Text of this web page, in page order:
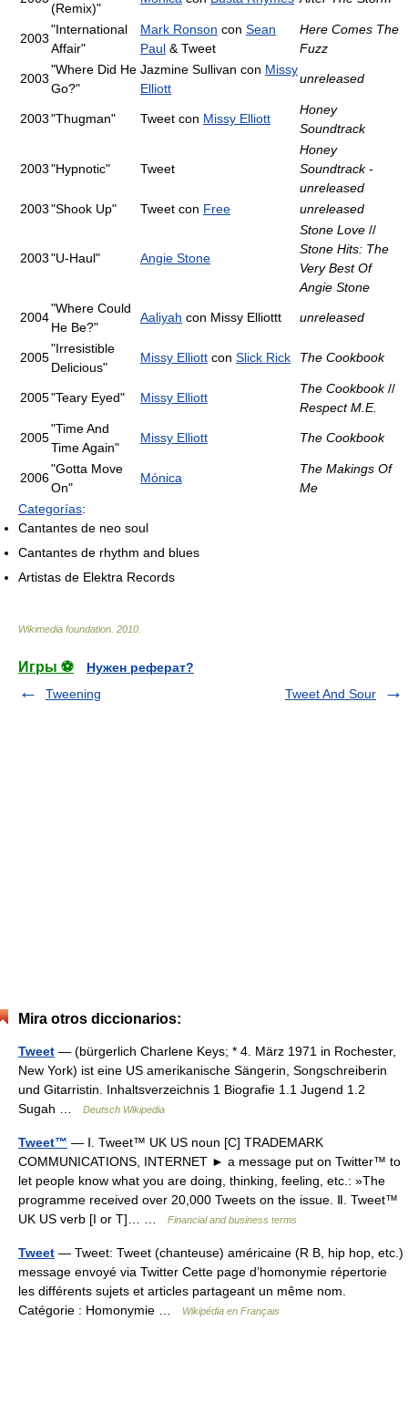
(Remix)"
2003
"International
Affair"
Mark Ronson con Sean
Paul & Tweet
Here Comes The
Fuzz
2003
"Where Did He
Go?"
Jazmine Sullivan con Missy
Elliott
unreleased
2003"Thugman" Tweet con Missy Elliott
Honey
Soundtrack
2003"Hypnotic" Tweet
Honey
Soundtrack -
unreleased
2003"Shook Up" Tweet con Free unreleased
2003"U-Haul" Angie Stone
Stone Love //
Stone Hits: The
Very Best Of
Angie Stone
2004
"Where Could
He Be?"
Aaliyah con Missy Elliottt unreleased
2005
"Irresistible
Delicious"
Missy Elliott con Slick Rick The Cookbook
2005"Teary Eyed" Missy Elliott
The Cookbook//
Respect M.E.
2005
"Time And
Time Again"
Missy Elliott The Cookbook
2006
"Gotta Move
On"
Mónica
The Makings Of
Me
Categorías:
Cantantes de neo soul
Cantantes de rhythm and blues
Artistas de Elektra Records
Wikimedia foundation 2010
Игры ⚽
Нужен реферат?
Tweening
Tweet And Sour
Mira otros diccionarios:
Tweet — (bürgerlich Charlene Keys; * 4. März 1971 in Rochester,
New York) ist eine US amerikanische Sängerin, Songschreiberin
und Gitarristin. Inhaltsverzeichnis 1 Biografie 1.1 Jugend 1.2
Sugah …
Deutsch Wikipedia
Tweet™ — Ⅰ. Tweet™ UK US noun [C] TRADEMARK
COMMUNICATIONS, INTERNET ► a message put on Twitter™ to
let people know what you are doing, thinking, feeling, etc.: »The
programme received over 20,000 Tweets on the issue. Ⅱ. Tweet™
UK US verb [I or T]… …
Financial and business terms
Tweet — Tweet: Tweet (chanteuse) américaine (R B, hip hop, etc.)
message envoyé via Twitter Cette page d’homonymie répertorie
les différents sujets et articles partageant un même nom.
Catégorie : Homonymie …
Wikipédia en Français